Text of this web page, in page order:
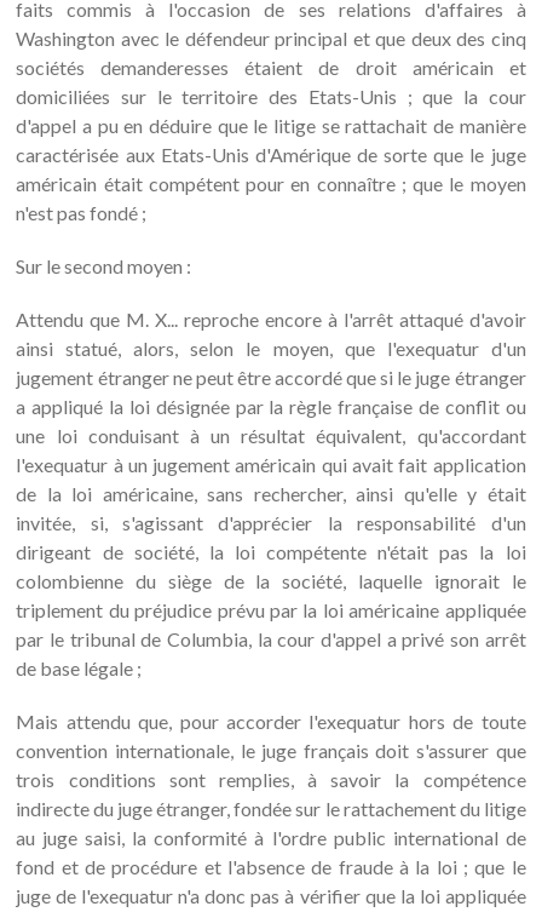
faits commis à l'occasion de ses relations d'affaires à
Washington avec le défendeur principal et que deux des cinq
sociétés demanderesses étaient de droit américain et
domiciliées sur le territoire des Etats-Unis ; que la cour
d'appel a pu en déduire que le litige se rattachait de manière
caractérisée aux Etats-Unis d'Amérique de sorte que le juge
américain était compétent pour en connaître ; que le moyen
n'est pas fondé ;
Sur le second moyen :
Attendu que M. X... reproche encore à l'arrêt attaqué d'avoir
ainsi statué, alors, selon le moyen, que l'exequatur d'un
jugement étranger ne peut être accordé que si le juge étranger
a appliqué la loi désignée par la règle française de conflit ou
une loi conduisant à un résultat équivalent, qu'accordant
l'exequatur à un jugement américain qui avait fait application
de la loi américaine, sans rechercher, ainsi qu'elle y était
invitée, si, s'agissant d'apprécier la responsabilité d'un
dirigeant de société, la loi compétente n'était pas la loi
colombienne du siège de la société, laquelle ignorait le
triplement du préjudice prévu par la loi américaine appliquée
par le tribunal de Columbia, la cour d'appel a privé son arrêt
de base légale ;
Mais attendu que, pour accorder l'exequatur hors de toute
convention internationale, le juge français doit s'assurer que
trois conditions sont remplies, à savoir la compétence
indirecte du juge étranger, fondée sur le rattachement du litige
au juge saisi, la conformité à l'ordre public international de
fond et de procédure et l'absence de fraude à la loi ; que le
juge de l'exequatur n'a donc pas à vérifier que la loi appliquée